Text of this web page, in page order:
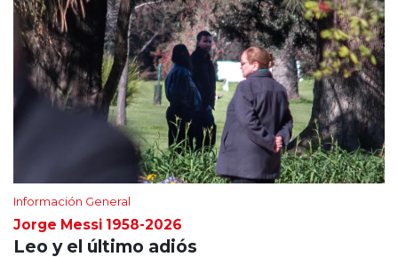
Información General
Jorge Messi 1958-2026
Leo y el último adiós